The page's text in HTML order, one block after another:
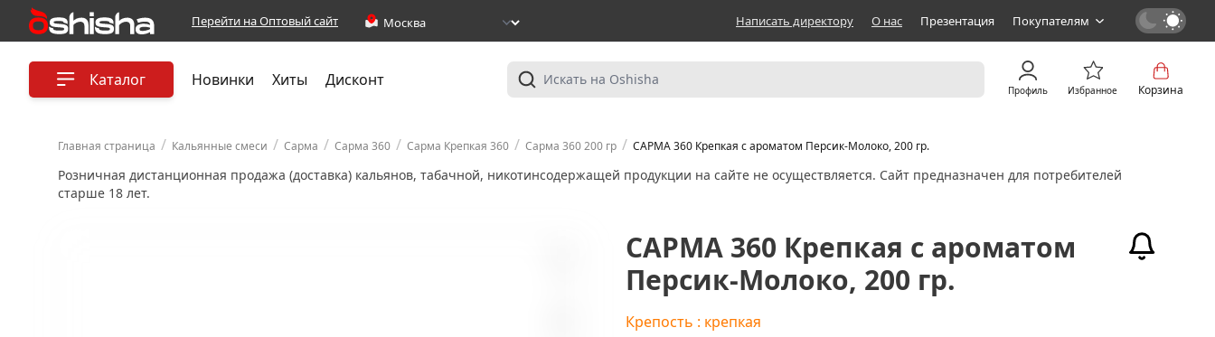
Перейти на Оптовый сайт Написать директору О нас Презентация Покупателям
Каталог Новинки Хиты Дисконт
Профиль Избранное Корзина
Главная страница / Кальянные смеси / Сарма / Сарма 360 / Сарма Крепкая 360 / Сарма 360 200 гр / САРМА 360 Крепкая с ароматом Персик-Молоко, 200 гр.
Розничная дистанционная продажа (доставка) кальянов, табачной, никотинсодержащей продукции на сайте не осуществляется. Сайт предназначен для потребителей
старше 18 лет.
САРМА 360 Крепкая с ароматом
Персик-Молоко, 200 гр.
Крепость : крепкая